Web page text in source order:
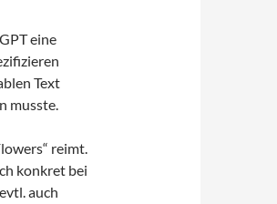
eine
Text
musste.
reimt.
konkret bei
auch